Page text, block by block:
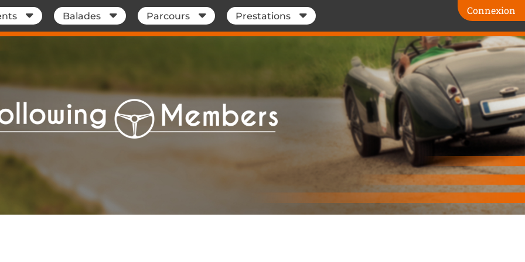
Balades Parcours Prestations Connexion